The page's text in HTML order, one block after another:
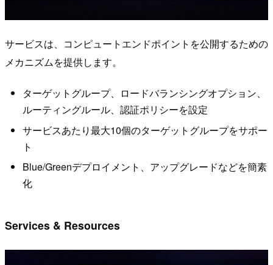
サービスは、コンピュートエンドポイントを公開するための
メカニズムを提供します。
ターゲットグループ、ロードバランシングオプション、
ルーティングルール、認証ポリシーを設定
サービスあたり最大10個のターゲットグループをサポー
ト
Blue/Greenデプロイメント、アップグレードなどを簡素
化
Services & Resources